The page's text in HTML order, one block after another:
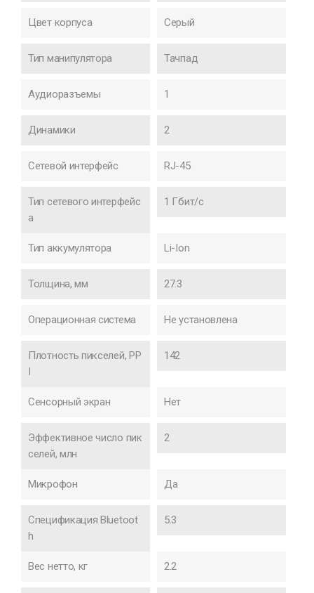
Цвет корпуса Серый
Тип манипулятора Тачпад
Аудиоразъемы 1
Динамики 2
Сетевой интерфейс RJ-45
Тип сетевого интерфейс
а
1 Гбит/с
Тип аккумулятора Li-Ion
Толщина, мм 27.3
Операционная система Не установлена
Плотность пикселей, PP
I
142
Сенсорный экран Нет
Эффективное число пик
селей, млн
2
Микрофон Да
Спецификация Bluetoot
h
5.3
Вес нетто, кг 2.2